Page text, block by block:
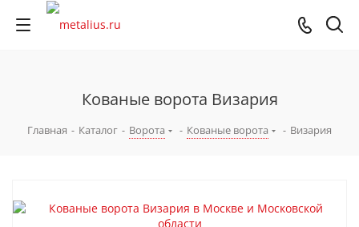
Кованые ворота Визария
Главная - Каталог - Ворота - Кованые ворота - Визария